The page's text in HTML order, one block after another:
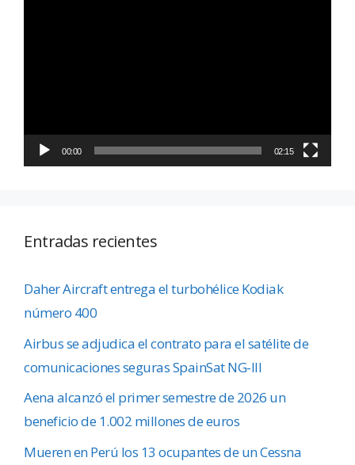
00:00 02:15
Entradas recientes
Daher Aircraft entrega el turbohélice Kodiak
número 400
Airbus se adjudica el contrato para el satélite de
comunicaciones seguras SpainSat NG-III
Aena alcanzó el primer semestre de 2026 un
beneficio de 1.002 millones de euros
Mueren en Perú los 13 ocupantes de un Cessna